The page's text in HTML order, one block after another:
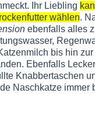
Ihr Liebling
wählen.
ebenfalls alles
bis hin
Ebenfalls
Knabbertaschen
Naschkatze immer